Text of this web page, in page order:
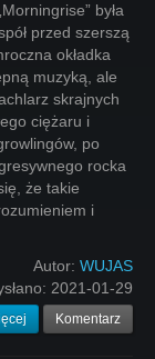
była
przed szerszą
okładka
muzyką, ale
skrajnych
ciężaru i
po
rocka
że takie
i
Autor: WUJAS
2021-01-29
Komentarz